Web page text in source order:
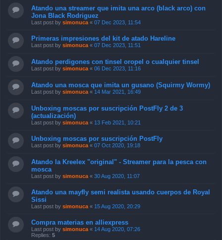
Atando una streamer que imita una arco (black arco) con
Jona Black Rodriguez
Last post by simonuca « 07 Dec 2023, 11:54
Primeras impresiones del kit de atado Hareline
Last post by simonuca « 07 Dec 2023, 11:51
Atando perdigones con tinsel oropel o cualquier tinsel
Last post by simonuca « 06 Dec 2023, 11:16
Atando una mosca que imita un gusano (Squirmy Wormy)
Last post by simonuca « 14 Mar 2021, 16:49
Unboxing moscas por suscripción PostFly 2 de 3
(actualización)
Last post by simonuca « 13 Feb 2021, 10:21
Unboxing moscas por suscripción PostFly
Last post by simonuca « 07 Oct 2020, 19:18
Atando la Kreelex "original" - Streamer para la pesca con
mosca
Last post by simonuca « 30 Aug 2020, 11:07
Atando una mayfly semi realista usando cuerpos de Royal
Sissi
Last post by simonuca « 15 Aug 2020, 20:29
Compra materias en alliexpress
Last post by simonuca « 14 Aug 2020, 07:26
Replies: 5